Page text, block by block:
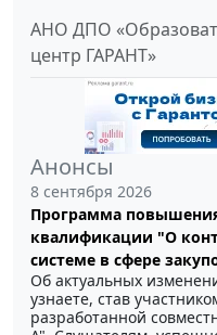
АНО ДПО
центр ГАРАНТ»
Анонсы
8 сентября 2026
Программа
квалификации "О
системе в сфере
Об актуальных
узнаете, став
разработанной